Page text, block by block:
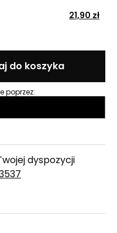
21,90 zł
do koszyka
poprzez:
dyspozycji